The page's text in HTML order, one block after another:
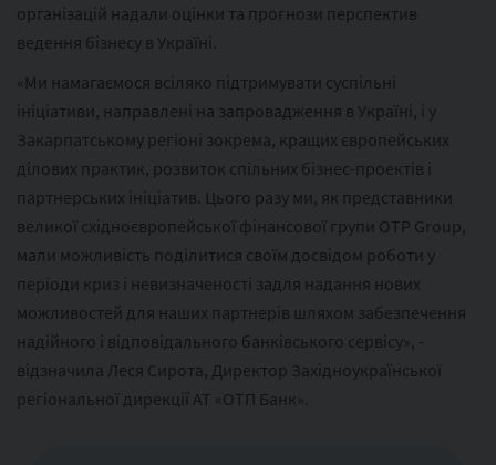
організацій надали оцінки та прогнози перспектив
ведення бізнесу в Україні.
«Ми намагаємося всіляко підтримувати суспільні
ініціативи, направлені на запровадження в Україні, і у
Закарпатському регіоні зокрема, кращих європейських
ділових практик, розвиток спільних бізнес-проектів і
партнерських ініціатив. Цього разу ми, як представники
великої східноєвропейської фінансової групи OTP Group,
мали можливість поділитися своїм досвідом роботи у
періоди криз і невизначеності задля надання нових
можливостей для наших партнерів шляхом забезпечення
надійного і відповідального банківського сервісу», -
відзначила Леся Сирота, Директор Західноукраїнської
регіональної дирекції АТ «ОТП Банк».